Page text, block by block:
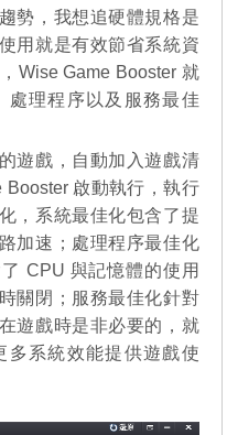
勢，我想追硬體規格是
用就是有效節省系統資
Wise Game Booster 就
處理程序以及服務最佳
遊戲，自動加入遊戲清
Booster 啟動執行，執行
，系統最佳化包含了提
加速；處理程序最佳化
CPU 與記憶體的使用
關閉；服務最佳化針對
遊戲時是非必要的，就
多系統效能提供遊戲使